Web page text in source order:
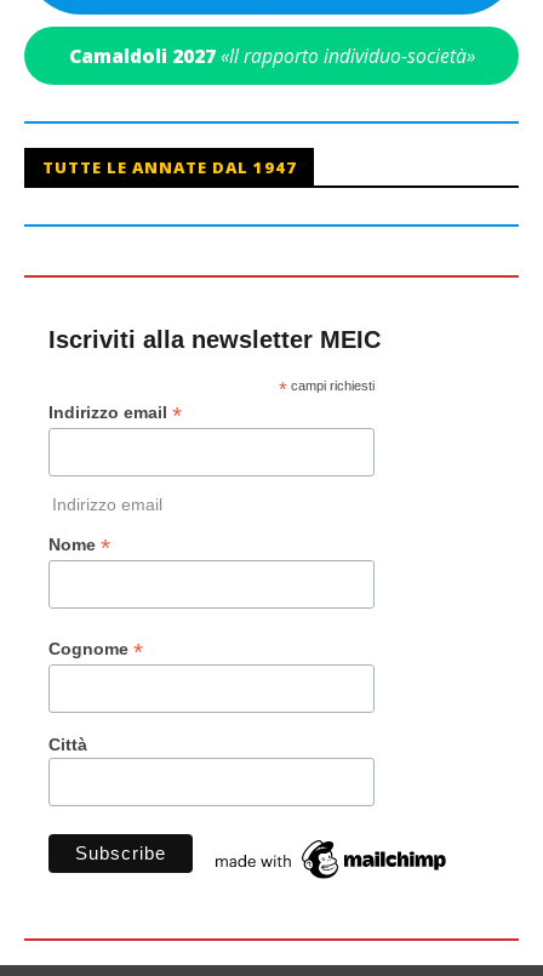
Camaldoli 2027 «Il rapporto individuo-società»
TUTTE LE ANNATE DAL 1947
Iscriviti alla newsletter MEIC
*campi richiesti
Indirizzo email *
Indirizzo email
Nome *
Cognome *
Città